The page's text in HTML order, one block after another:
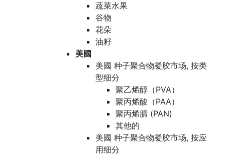
蔬菜水果
谷物
花朵
油籽
美國
美國 种子聚合物凝胶市场, 按类
型细分
聚乙烯醇（PVA）
聚丙烯酸（PAA）
聚丙烯腈 (PAN)
其他的
美國 种子聚合物凝胶市场, 按应
用细分